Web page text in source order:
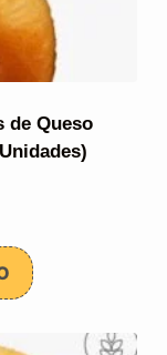
de Queso